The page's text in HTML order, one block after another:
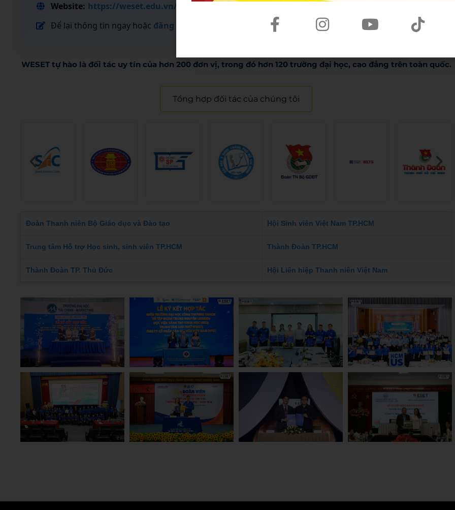
Website: https://weset.edu.vn/
Để lại thông tin ngay hoặc đăng ký tư vấn tại đây
WESET tự hào là đối tác uy tín của hơn 200 đơn vị, trong đó hơn 120 trường đại học, cao đẳng trên toàn quốc.​
Tổng hợp đối tác của chúng tôi
Đoàn Thanh niên Bộ Giáo dục và Đào tạo Hội Sinh viên Việt Nam TP.HCM
Trung tâm Hỗ trợ Học sinh, sinh viên TP.HCM Thành Đoàn TP.HCM
Thành Đoàn TP. Thủ Đức Hội Liên hiệp Thanh niên Việt Nam